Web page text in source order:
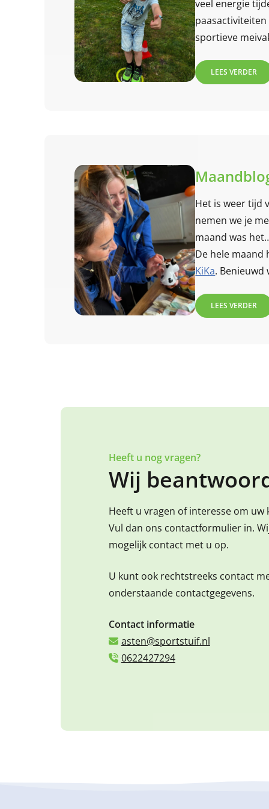
veel energie
sportieve
een maand vol
herinneringen!
LEES VERDER
Het is weer tijd
nemen we je
maand was
De hele maand
KiKa. Benieuwd
LEES VERDER
Heeft u nog vragen?
Wij
Heeft u vragen of interesse om uw
Vul dan ons contactformulier in.
mogelijk contact met u op.
U kunt ook rechtstreeks contact
onderstaande contactgegevens.
Contact informatie
asten@sportstuif.nl
0622427294